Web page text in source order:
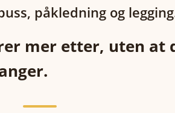
påkledning og
mer etter, uten at